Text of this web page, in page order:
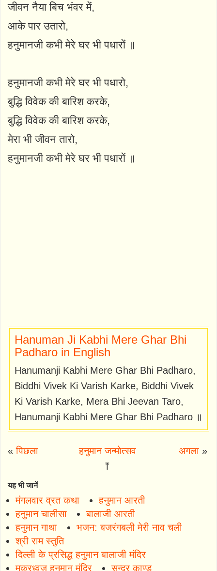
जीवन नैया बिच भंवर में,
आके पार उतारो,
हनुमानजी कभी मेरे घर भी पधारों ॥
हनुमानजी कभी मेरे घर भी पधारो,
बुद्धि विवेक की बारिश करके,
बुद्धि विवेक की बारिश करके,
मेरा भी जीवन तारो,
हनुमानजी कभी मेरे घर भी पधारों ॥
Hanuman Ji Kabhi Mere Ghar Bhi
Padharo in English
Hanumanji Kabhi Mere Ghar Bhi Padharo,
Biddhi Vivek Ki Varish Karke, Biddhi Vivek
Ki Varish Karke, Mera Bhi Jeevan Taro,
Hanumanji Kabhi Mere Ghar Bhi Padharo ॥
«पिछला
हनुमान जन्मोत्सव
⤒
अगला»
यह भी जानें
मंगलवार व्रत कथा
हनुमान आरती
हनुमान चालीसा
बालाजी आरती
हनुमान गाथा
भजन: बजरंगबली मेरी नाव चली
श्री राम स्तुति
दिल्ली के प्रसिद्ध हनुमान बालाजी मंदिर
मकरध्वज हनुमान मंदिर
सुन्दर काण्ड